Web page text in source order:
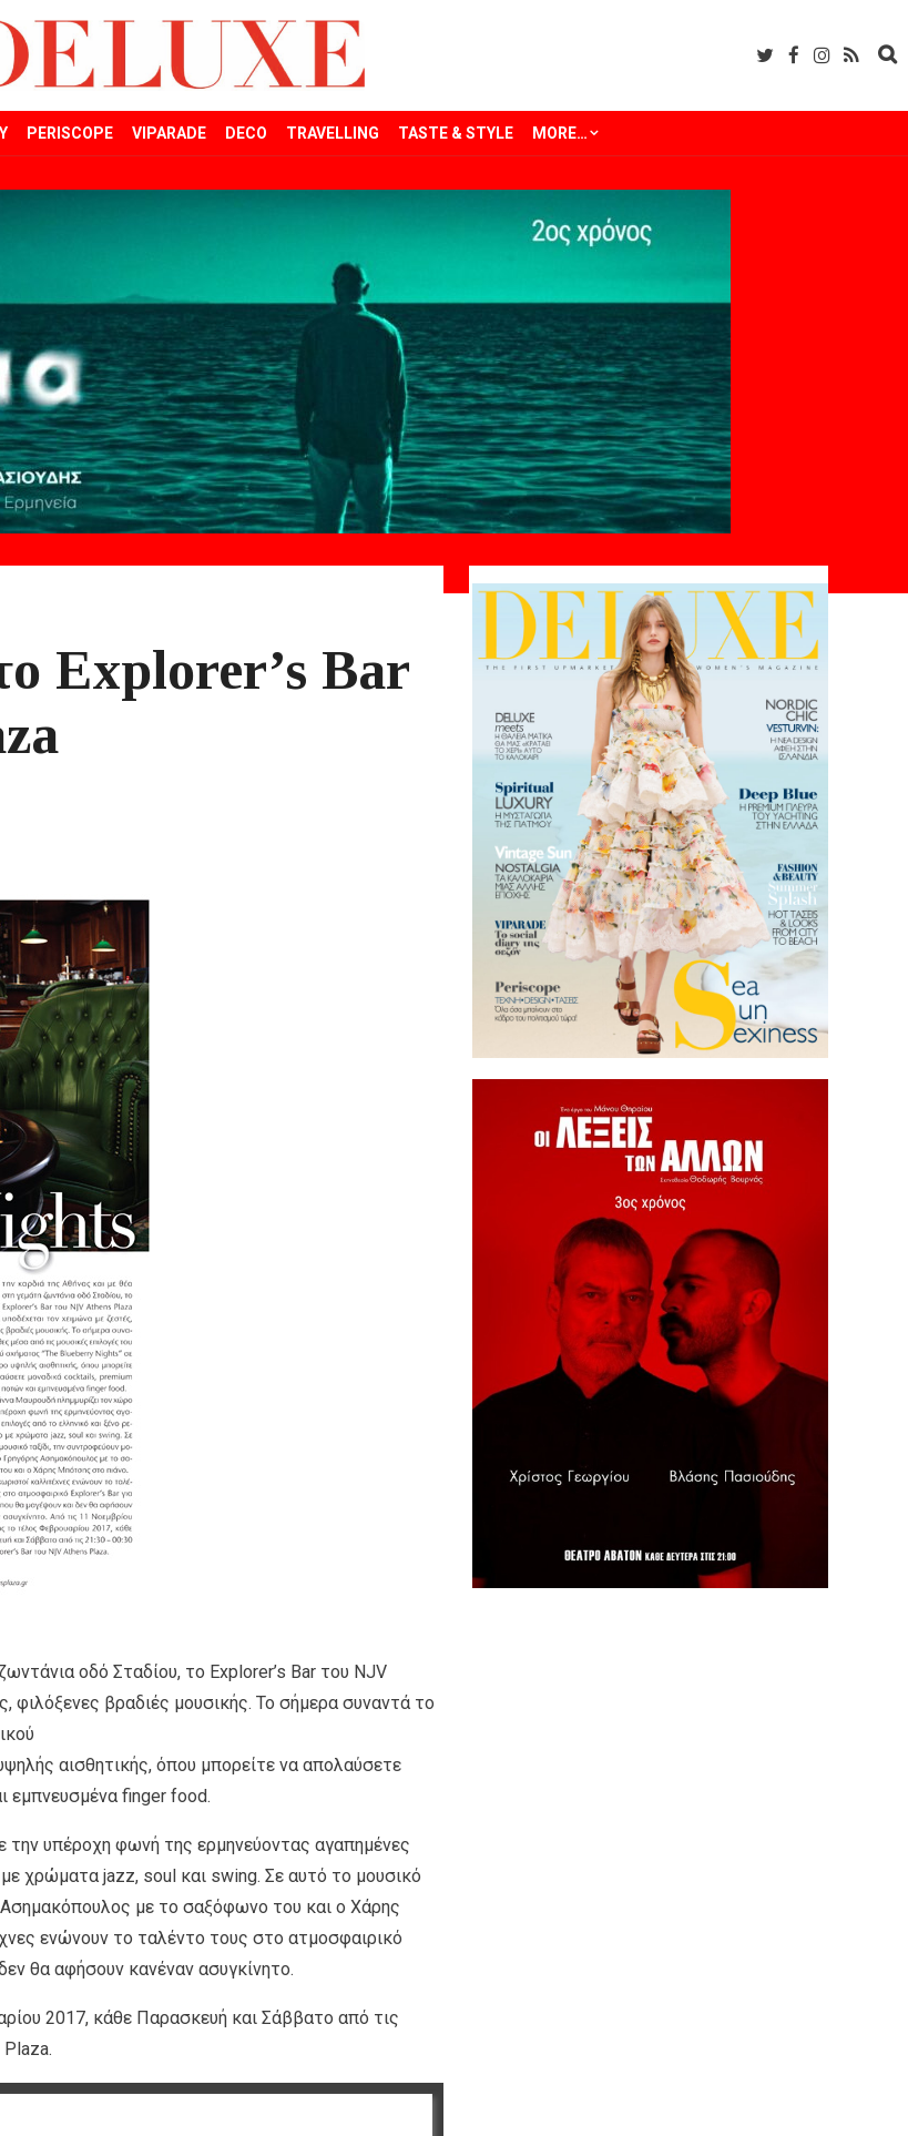
PERISCOPE VIPARADE DECO TRAVELLING TASTE & STYLE MORE…
Explorer’s Bar
οδό Σταδίου, το Explorer’s Bar του NJV
φιλόξενες βραδιές μουσικής. Το σήμερα συναντά το
αισθητικής, όπου μπορείτε να απολαύσετε
εμπνευσμένα finger food.
υπέροχη φωνή της ερμηνεύοντας αγαπημένες
χρώματα jazz, soul και swing. Σε αυτό το μουσικό
Ασημακόπουλος με το σαξόφωνο του και ο Χάρης
ενώνουν το ταλέντο τους στο ατμοσφαιρικό
θα αφήσουν κανέναν ασυγκίνητο.
2017, κάθε Παρασκευή και Σάββατο από τις